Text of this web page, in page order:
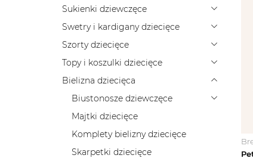
Sukienki dziewczęce
Swetry i kardigany dziecięce
Szorty dziecięce
Topy i koszulki dziecięce
Bielizna dziecięca
Biustonosze dziewczęce
Majtki dziecięce
Komplety bielizny dziecięce
Skarpetki dziecięce